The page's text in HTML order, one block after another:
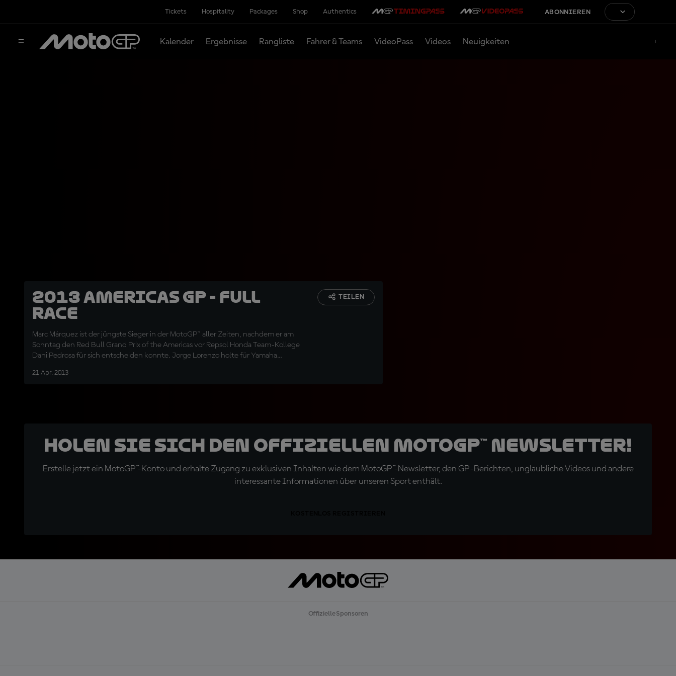
Tickets Hospitality Packages Shop Authentics ABONNIEREN
Kalender Ergebnisse Rangliste Fahrer & Teams VideoPass Videos Neuigkeiten
2013 Americas GP - Full
Race
Marc Márquez ist der jüngste Sieger in der MotoGP™ aller Zeiten, nachdem er am
Sonntag den Red Bull Grand Prix of the Americas vor Repsol Honda Team-Kollege
Dani Pedrosa für sich entscheiden konnte. Jorge Lorenzo holte für Yamaha
21 Apr. 2013
TEILEN
Holen Sie sich den offiziellen MotoGP™ Newsletter!
Erstelle jetzt ein MotoGP™-Konto und erhalte Zugang zu exklusiven Inhalten wie dem MotoGP™-Newsletter, den GP-Berichten, unglaubliche Videos und andere
interessante Informationen über unseren Sport enthält.
Offizielle Sponsoren